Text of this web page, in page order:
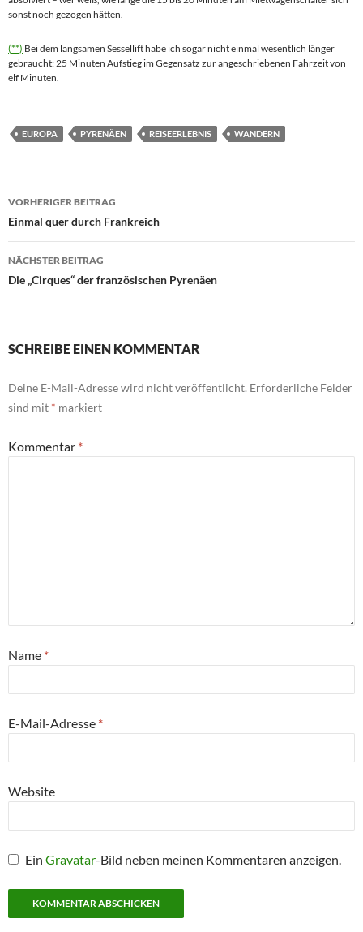
sonst noch gezogen hätten.
(**) Bei dem langsamen Sessellift habe ich sogar nicht einmal wesentlich länger
gebraucht: 25 Minuten Aufstieg im Gegensatz zur angeschriebenen Fahrzeit von
elf Minuten.
EUROPA PYRENÄEN REISEERLEBNIS WANDERN
Beitragsnavigation
VORHERIGER BEITRAG
Einmal quer durch Frankreich
NÄCHSTER BEITRAG
Die „Cirques“ der französischen Pyrenäen
SCHREIBE EINEN KOMMENTAR
Deine E-Mail-Adresse wird nicht veröffentlicht. Erforderliche Felder
sind mit * markiert
Kommentar *
Name *
E-Mail-Adresse *
Website
EinGravatar-Bild neben meinen Kommentaren anzeigen.